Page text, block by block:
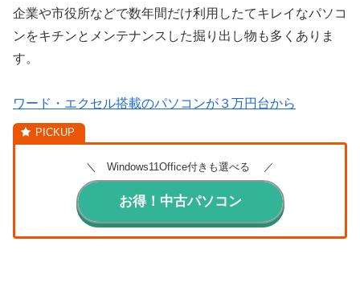
企業や市役所などで数年間だけ利用したてキレイなパソコ
ンをキチンとメンテナンスした掘り出し物も多くありま
す。
ワード・エクセル搭載のパソコンが３万円台から
＼ Windows11Office付きも選べる ／
お得！中古パソコン